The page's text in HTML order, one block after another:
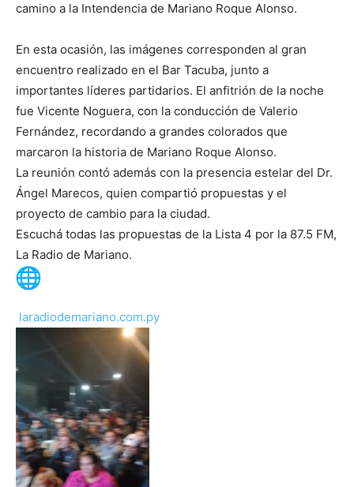
camino a la Intendencia de Mariano Roque Alonso.
En esta ocasión, las imágenes corresponden al gran
encuentro realizado en el Bar Tacuba, junto a
importantes líderes partidarios. El anfitrión de la noche
fue Vicente Noguera, con la conducción de Valerio
Fernández, recordando a grandes colorados que
marcaron la historia de Mariano Roque Alonso.
La reunión contó además con la presencia estelar del Dr.
Ángel Marecos, quien compartió propuestas y el
proyecto de cambio para la ciudad.
Escuchá todas las propuestas de la Lista 4 por la 87.5 FM,
La Radio de Mariano.
laradiodemariano.com.py